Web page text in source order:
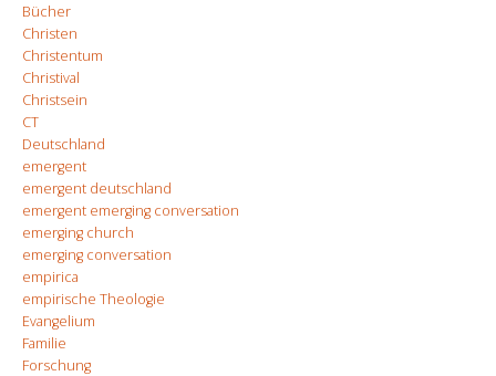
Bücher
Christen
Christentum
Christival
Christsein
CT
Deutschland
emergent
emergent deutschland
emergent emerging conversation
emerging church
emerging conversation
empirica
empirische Theologie
Evangelium
Familie
Forschung